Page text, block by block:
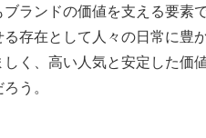
ランドの価値を支える要素
存在として人々の日常に豊
く、高い人気と安定した価
う。